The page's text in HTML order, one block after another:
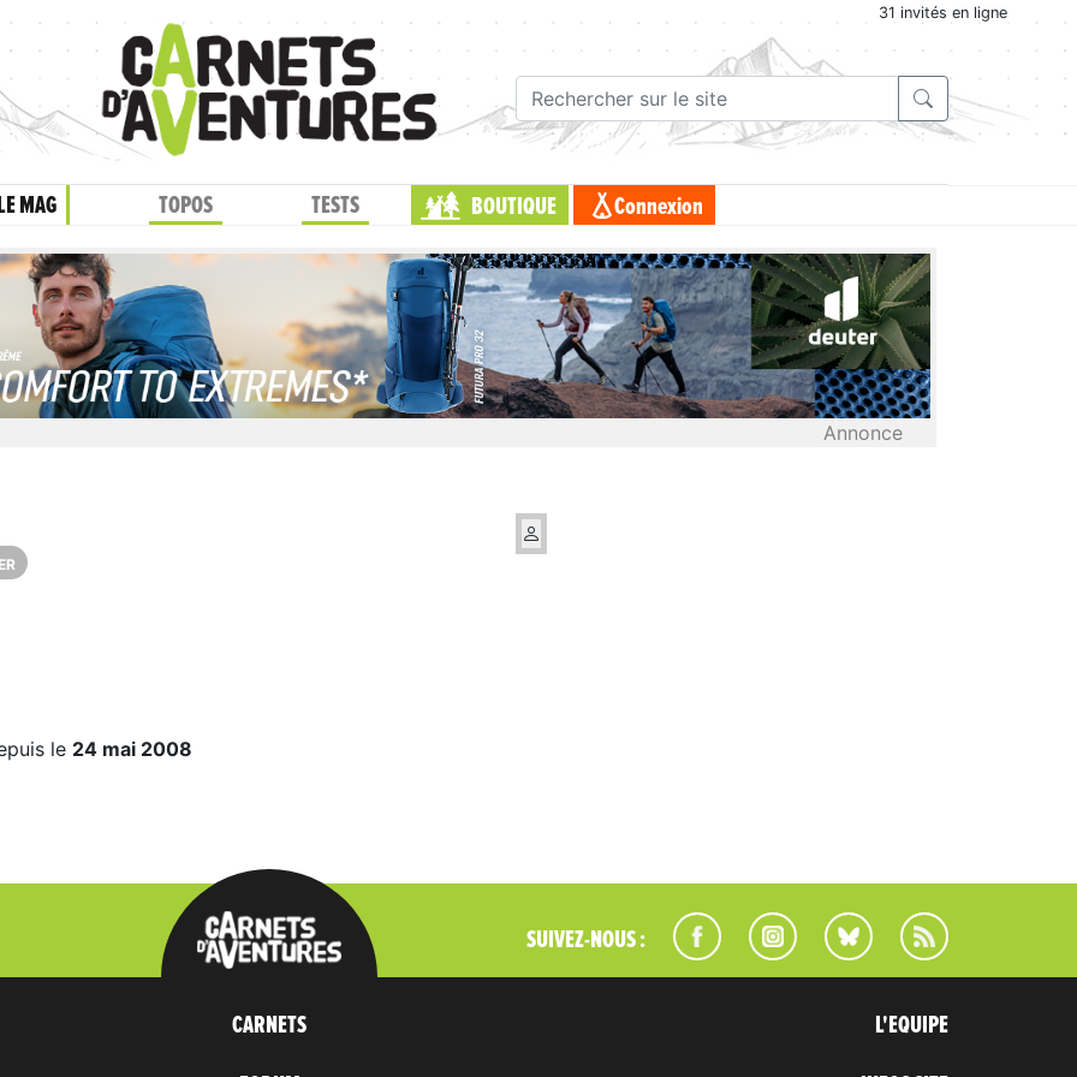
31 invités en ligne
MAG TOPOS TESTS BOUTIQUE Connexion
Annonce
le 24 mai 2008
SUIVEZ-NOUS :
CARNETS L'EQUIPE